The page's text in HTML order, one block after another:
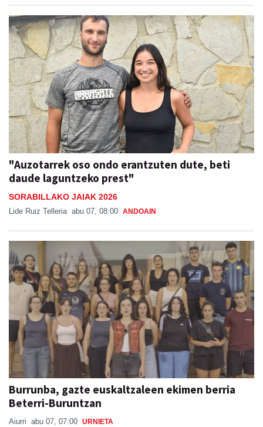
"Auzotarrek oso ondo erantzuten dute, beti
daude laguntzeko prest"
SORABILLAKO JAIAK 2026
Lide Ruiz Telleria abu 07, 08:00 ANDOAIN
Burrunba, gazte euskaltzaleen ekimen berria
Beterri-Buruntzan
Aiurri abu 07, 07:00 URNIETA